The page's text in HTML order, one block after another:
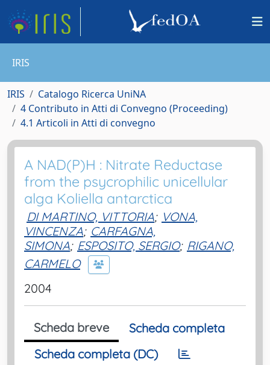
IRIS
IRIS
Catalogo Ricerca UniNA
4 Contributo in Atti di Convegno (Proceeding)
4.1 Articoli in Atti di convegno
A NAD(P)H : Nitrate Reductase
from the psycrophilic unicellular
alga Koliella antarctica
DI MARTINO, VITTORIA; VONA,
VINCENZA; CARFAGNA,
SIMONA; ESPOSITO, SERGIO; RIGANO,
CARMELO
2004
Scheda breve
Scheda completa
Scheda completa (DC)